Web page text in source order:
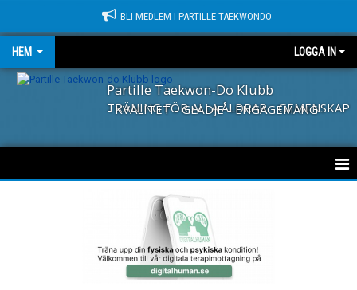
BLI MEDLEM I PARTILLE TAEKWONDO
HEM LOGGA IN
Partille Taekwon-Do Klubb
TRÄNING FÖR ALLA ÅLDRAR - GEMENSKAP - KVALITET - GLÄDJE - ENGAGEMANG